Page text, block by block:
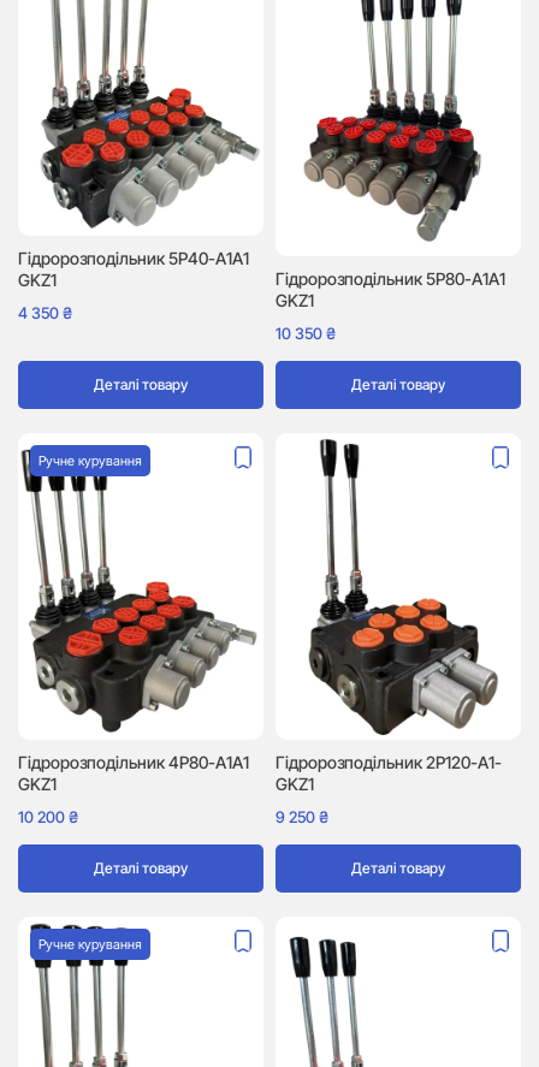
Гідророзподільник 5P40-A1A1
GKZ1
4 350₴
Деталі товару
Гідророзподільник 5P80-A1A1
GKZ1
10 350₴
Деталі товару
Гідророзподільник 4P80-A1A1
GKZ1
10 200₴
Деталі товару
Ручне курування
Гідророзподільник 2P120-A1-
GKZ1
9 250₴
Деталі товару
Ручне курування